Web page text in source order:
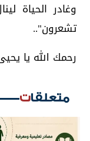
وغادر الحياة
تشعرون"..
رحمك الله يا
متعلقات